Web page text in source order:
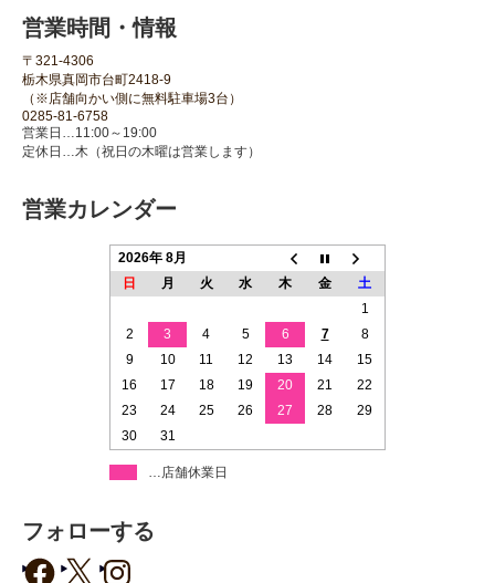
営業時間・情報
〒321-4306
栃木県真岡市台町2418-9
（※店舗向かい側に無料駐車場3台）
0285-81-6758
営業日…11:00～19:00
定休日…木（祝日の木曜は営業します）
営業カレンダー
2026年 8月
日
月 火 水 木 金
土
1
2
3 4 5 6 7
8
9
10 11 12 13 14
15
16
17 18 19 20 21
22
23
24 25 26 27 28
29
30
31
…店舗休業日
フォローする